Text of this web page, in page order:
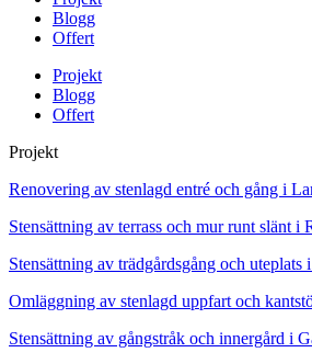
Blogg
Offert
Projekt
Blogg
Offert
Projekt
Renovering av stenlagd entré och gång i
Stensättning av terrass och mur runt slänt i
Stensättning av trädgårdsgång och
Omläggning av stenlagd uppfart och
Stensättning av gångstråk och innergård i